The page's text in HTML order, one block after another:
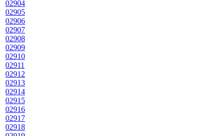
02904
02905
02906
02907
02908
02909
02910
02911
02912
02913
02914
02915
02916
02917
02918